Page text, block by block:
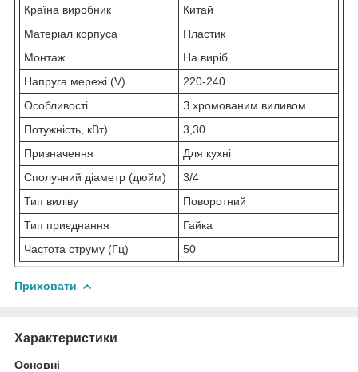
Країна виробник
Китай
Матеріал корпуса
Пластик
Монтаж
На виріб
Напруга мережі (V)
220-240
Особливості
З хромованим виливом
Потужність, кВт)
3,30
Призначення
Для кухні
Сполучний діаметр (дюйм)
3/4
Тип виліву
Поворотний
Тип приєднання
Гайка
Частота струму (Гц)
50
Приховати
Характеристики
Основні